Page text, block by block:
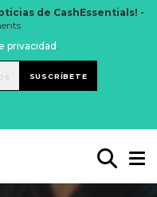
de CashEssentials! -
privacidad.
SUSCRÍBETE